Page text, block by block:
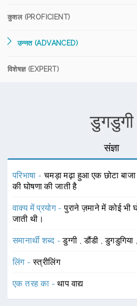
कुशल (PROFICIENT)
उन्नत (ADVANCED)
विशेषज्ञ (EXPERT)
डुगडुगी
संज्ञा
परिभाषा -चमड़ा मढ़ा हुआ एक छोटा
की घोषणा की जाती है
वाक्य में प्रयोग -पुराने ज़माने में कोई भी
जाती थी।
समानार्थी शब्द -डुग्गी ,डौंडी ,डुगडुगिया
लिंग -स्त्रीलिंग
एक तरह का -थाप वाद्य